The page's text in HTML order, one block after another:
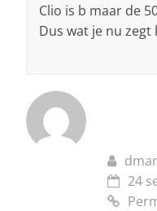
Clio is b maar de
Dus wat je nu
24